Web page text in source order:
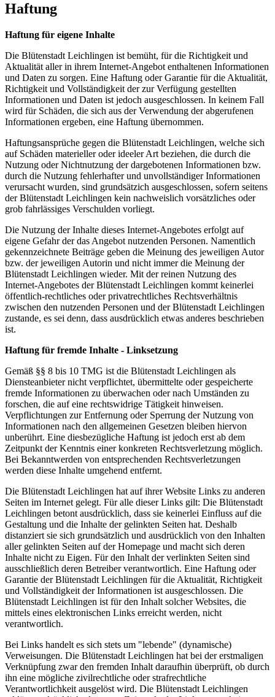
Haftung
Haftung für eigene Inhalte
Die Blütenstadt Leichlingen ist bemüht, für die Richtigkeit und
Aktualität aller in ihrem Internet-Angebot enthaltenen Informationen
und Daten zu sorgen. Eine Haftung oder Garantie für die Aktualität,
Richtigkeit und Vollständigkeit der zur Verfügung gestellten
Informationen und Daten ist jedoch ausgeschlossen. In keinem Fall
wird für Schäden, die sich aus der Verwendung der abgerufenen
Informationen ergeben, eine Haftung übernommen.
Haftungsansprüche gegen die Blütenstadt Leichlingen, welche sich
auf Schäden materieller oder ideeler Art beziehen, die durch die
Nutzung oder Nichtnutzung der dargebotenen Informationen bzw.
durch die Nutzung fehlerhafter und unvollständiger Informationen
verursacht wurden, sind grundsätzich ausgeschlossen, sofern seitens
der Blütenstadt Leichlingen kein nachweislich vorsätzliches oder
grob fahrlässiges Verschulden vorliegt.
Die Nutzung der Inhalte dieses Internet-Angebotes erfolgt auf
eigene Gefahr der das Angebot nutzenden Personen. Namentlich
gekennzeichnete Beiträge geben die Meinung des jeweiligen Autor
bzw. der jeweiligen Autorin und nicht immer die Meinung der
Blütenstadt Leichlingen wieder. Mit der reinen Nutzung des
Internet-Angebotes der Blütenstadt Leichlingen kommt keinerlei
öffentlich-rechtliches oder privatrechtliches Rechtsverhältnis
zwischen den nutzenden Personen und der Blütenstadt Leichlingen
zustande, es sei denn, dass ausdrücklich etwas anderes beschrieben
ist.
Haftung für fremde Inhalte - Linksetzung
Gemäß §§ 8 bis 10 TMG ist die Blütenstadt Leichlingen als
Diensteanbieter nicht verpflichtet, übermittelte oder gespeicherte
fremde Informationen zu überwachen oder nach Umständen zu
forschen, die auf eine rechtswidrige Tätigkeit hinweisen.
Verpflichtungen zur Entfernung oder Sperrung der Nutzung von
Informationen nach den allgemeinen Gesetzen bleiben hiervon
unberührt. Eine diesbezügliche Haftung ist jedoch erst ab dem
Zeitpunkt der Kenntnis einer konkreten Rechtsverletzung möglich.
Bei Bekanntwerden von entsprechenden Rechtsverletzungen
werden diese Inhalte umgehend entfernt.
Die Blütenstadt Leichlingen hat auf ihrer Website Links zu anderen
Seiten im Internet gelegt. Für alle dieser Links gilt: Die Blütenstadt
Leichlingen betont ausdrücklich, dass sie keinerlei Einfluss auf die
Gestaltung und die Inhalte der gelinkten Seiten hat. Deshalb
distanziert sie sich grundsätzlich und ausdrücklich von den Inhalten
aller gelinkten Seiten auf der Homepage und macht sich deren
Inhalte nicht zu Eigen. Für den Inhalt der verlinkten Seiten sind
ausschließlich deren Betreiber verantwortlich. Eine Haftung oder
Garantie der Blütenstadt Leichlingen für die Aktualität, Richtigkeit
und Vollständigkeit der Informationen ist ausgeschlossen. Die
Blütenstadt Leichlingen ist für den Inhalt solcher Websites, die
mittels eines elektronischen Links erreicht werden, nicht
verantwortlich.
Bei Links handelt es sich stets um "lebende" (dynamische)
Verweisungen. Die Blütenstadt Leichlingen hat bei der erstmaligen
Verknüpfung zwar den fremden Inhalt daraufhin überprüft, ob durch
ihn eine mögliche zivilrechtliche oder strafrechtliche
Verantwortlichkeit ausgelöst wird. Die Blütenstadt Leichlingen